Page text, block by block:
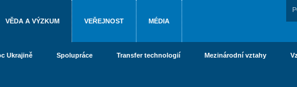
VĚDA A VÝZKUM VEŘEJNOST MÉDIA
Ukrajině Spolupráce Transfer technologií Mezinárodní vztahy